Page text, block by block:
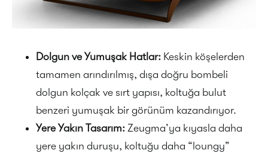
Dolgun ve Yumuşak Hatlar: Keskin köşelerden
tamamen arındırılmış, dışa doğru bombeli
dolgun kolçak ve sırt yapısı, koltuğa bulut
benzeri yumuşak bir görünüm kazandırıyor.
Yere Yakın Tasarım: Zeugma’ya kıyasla daha
yere yakın duruşu, koltuğu daha “loungy”